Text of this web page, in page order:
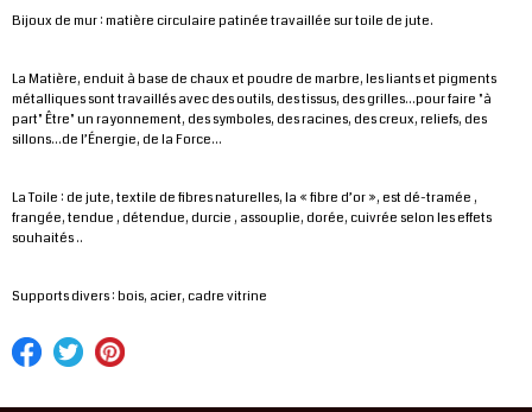
Bijoux de mur : matière circulaire patinée travaillée sur toile de jute.
La Matière, enduit à base de chaux et poudre de marbre, les liants et pigments
métalliques sont travaillés avec des outils, des tissus, des grilles...pour faire "à
part" Être" un rayonnement, des symboles, des racines, des creux, reliefs, des
sillons...de l’Énergie, de la Force...
La Toile : de jute, textile de fibres naturelles, la « fibre d’or », est dé-tramée ,
frangée, tendue , détendue, durcie , assouplie, dorée, cuivrée selon les effets
souhaités ..
Supports divers : bois, acier, cadre vitrine